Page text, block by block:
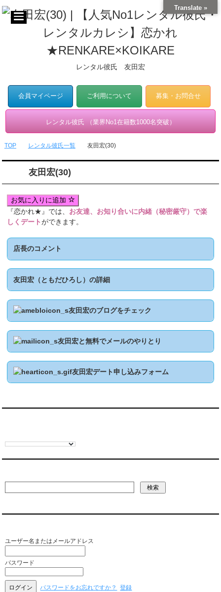
レンタル彼氏 友田宏
会員マイページ ご利用について 募集・お問合せ
レンタル彼氏 （業界No1在籍数1000名突破）
TOP レンタル彼氏一覧 友田宏(30)
友田宏(30)
お気に入りに追加
『恋かれ★』では、 お友達、お知り合いに内緒（秘密厳守）で楽
しくデートができます。
店長のコメント
友田宏（ともだひろし）の詳細
友田宏のブログをチェック
友田宏と無料でメールのやりとり
友田宏デート申し込みフォーム
ユーザー名またはメールアドレス
パスワード
パスワードをお忘れですか？ 登録
Translate »